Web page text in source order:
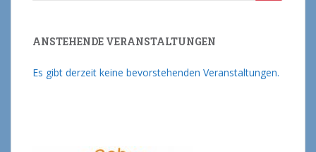
ANSTEHENDE VERANSTALTUNGEN
Es gibt derzeit keine bevorstehenden Veranstaltungen.